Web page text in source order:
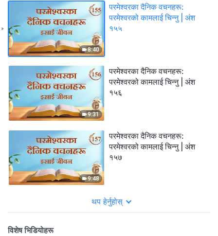
8:40
परमेश्‍वरका दैनिक वचनहरू:
परमेश्‍वरको कामलाई चिन्‍नु | अंश
१५५
9:31
परमेश्‍वरका दैनिक वचनहरू:
परमेश्‍वरको कामलाई चिन्‍नु | अंश
१५६
9:48
परमेश्‍वरका दैनिक वचनहरू:
परमेश्‍वरको कामलाई चिन्‍नु | अंश
१५७
थप हेर्नुहोस्
विशेष भिडियोहरू